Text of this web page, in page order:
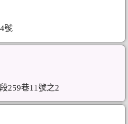
號
259巷11號之2